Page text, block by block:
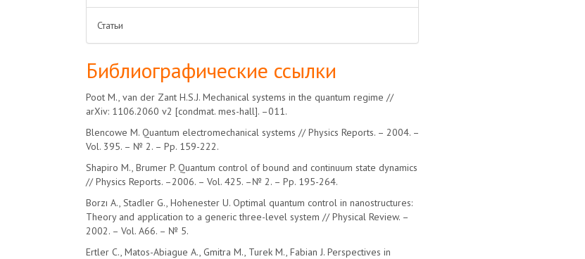
Статьи
Библиографические ссылки
Poot M., van der Zant H.S.J. Mechanical systems in the quantum regime //
arXiv: 1106.2060 v2 [condmat. mes-hall]. –011.
Blencowe M. Quantum electromechanical systems // Physics Reports. – 2004. –
Vol. 395. – № 2. – Pp. 159-222.
Shapiro M., Brumer P. Quantum control of bound and continuum state dynamics
// Physics Reports. –2006. – Vol. 425. –№ 2. – Pp. 195-264.
Borzı A., Stadler G., Hohenester U. Optimal quantum control in nanostructures:
Theory and application to a generic three-level system // Physical Review. –
2002. – Vol. A66. – № 5.
Ertler C., Matos-Abiague A., Gmitra M., Turek M., Fabian J. Perspectives in